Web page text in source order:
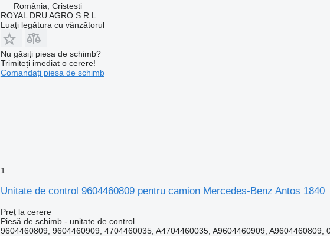
România, Cristesti
ROYAL DRU AGRO S.R.L.
Luați legătura cu vânzătorul
Nu găsiți piesa de schimb?
Trimiteți imediat o cerere!
Comandați piesa de schimb
1
Unitate de control 9604460809 pentru camion Mercedes-Benz Antos 1840
Preț la cerere
Piesă de schimb - unitate de control
9604460809, 9604460909, 4704460035, A4704460035, A9604460909, A9604460809,